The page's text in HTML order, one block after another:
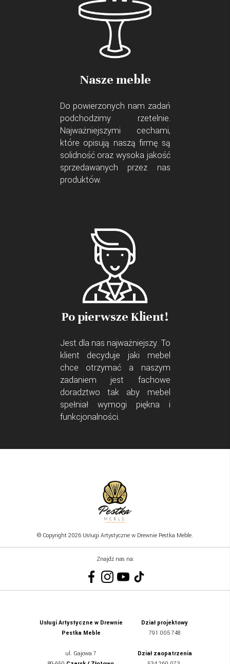
Nasze meble
Do powierzonych nam zadań
podchodzimy rzetelnie.
Najważniejszymi cechami,
które opisują naszą firmę są
solidność oraz wysoka jakość
sprzedawanych przez nas
produktów.
Po pierwsze Klient!
Jest dla nas najważniejszy. To
klient decyduje jaki mebel
chce otrzymać a naszym
zadaniem jest fachowe
doradztwo tak aby mebel
spełniał wymogi piękna i
funkcjonalności.
© Copyright 2026 Usługi Artystyczne w Drewnie Pestka Meble.
Znajdź nas na:
Usługi Artystyczne w Drewnie
Pestka Meble
ul. Gajowa 7
Dział projektowy
791 005 748
Dział zaopatrzenia